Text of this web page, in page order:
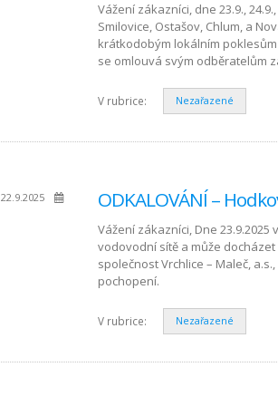
Vážení zákazníci, dne 23.9.,
Smilovice, Ostašov, Chlum, a
krátkodobým lokálním
se omlouvá svým odběratelům
V rubrice: Nezařazené
22.9.2025 ODKALOVÁNÍ –
Vážení zákazníci, Dne
vodovodní sítě a může
společnost Vrchlice – Maleč,
pochopení.
V rubrice: Nezařazené